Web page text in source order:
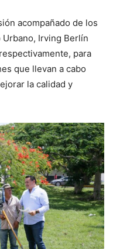
acompañado de los
Irving Berlín
para
que llevan a cabo
la calidad y